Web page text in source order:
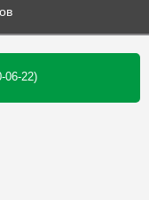
06-22)